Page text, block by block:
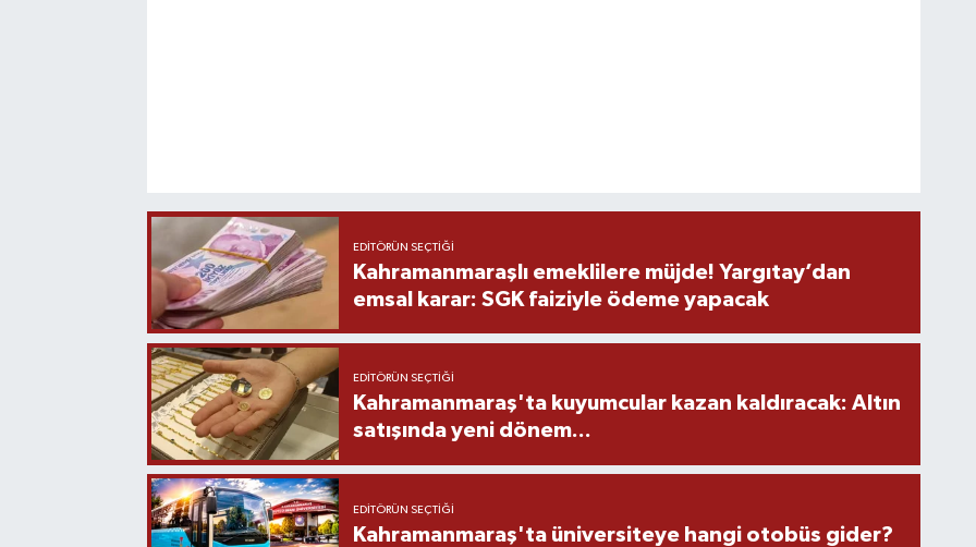
EDITÖRÜN SEÇTIĞI
Kahramanmaraşlı emeklilere müjde! Yargıtay’dan
emsal karar: SGK faiziyle ödeme yapacak
EDITÖRÜN SEÇTIĞI
Kahramanmaraş'ta kuyumcular kazan kaldıracak: Altın
satışında yeni dönem...
EDITÖRÜN SEÇTIĞI
Kahramanmaraş'ta üniversiteye hangi otobüs gider?